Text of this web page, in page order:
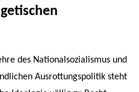
des Nationalsozialismus und
Ausrottungspolitik steht